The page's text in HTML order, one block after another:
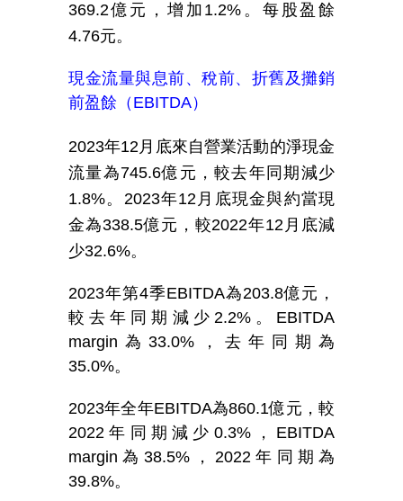
369.2億元，增加 1.2% 。每股盈餘
4.76元。
現金流量與息前、稅前、折舊及攤銷
前盈餘（ EBITDA）
2023年12月底來自營業活動的淨現金
流量為745.6億元，較去年同期減少
1.8%。 2023年12 月底現金與約當現
金為338.5億元，較2022年12 月底減
少32.6%。
2023年第4季EBITDA為203.8億元，
較去年同期減少 2.2%。 EBITDA
margin 為 33.0% ，去年同期為
35.0%。
2023年全年EBITDA為860.1億元，較
2022 年同期減少 0.3%， EBITDA
margin 為 38.5%， 2022 年同期為
39.8%。